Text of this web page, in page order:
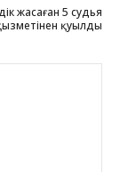
жасаған 5 судья
қуылды